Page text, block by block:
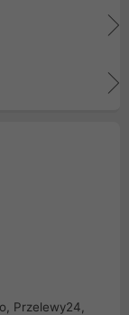
Przelewy24,